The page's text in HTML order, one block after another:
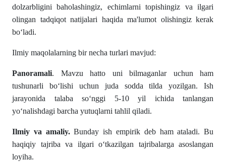
dolzarbligini baholashingiz, echimlarni topishingiz va ilgari
olingan tadqiqot natijalari haqida ma'lumot olishingiz kerak
boʻladi.
Ilmiy maqolalarning bir necha turlari mavjud:
Panoramali. Mavzu hatto uni bilmaganlar uchun ham
tushunarli boʻlishi uchun juda sodda tilda yozilgan. Ish
jarayonida talaba soʻnggi 5-10 yil ichida tanlangan
yoʻnalishdagi barcha yutuqlarni tahlil qiladi.
Ilmiy va amaliy.Bunday ish empirik deb ham ataladi. Bu
haqiqiy tajriba va ilgari oʻtkazilgan tajribalarga asoslangan
loyiha.